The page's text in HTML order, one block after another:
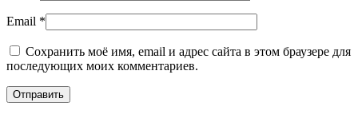
Email *
Сохранить моё имя, email и адрес сайта в этом браузере для
последующих моих комментариев.